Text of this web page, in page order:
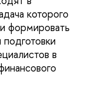
которого
формировать
в